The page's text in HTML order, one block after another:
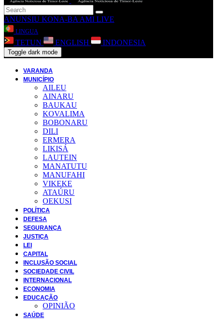
ANUNSIU KONA-BA AMI LIVE
LINGUA
TETUN ENGLISH INDONESIA
Toggle dark mode
VARANDA
MUNICÍPIO
AILEU
AINARU
BAUKAU
KOVALIMA
BOBONARU
DILI
ERMERA
LIKISÁ
LAUTEIN
MANATUTU
MANUFAHI
VIKEKE
ATAÚRU
OEKUSI
POLÍTICA
DEFESA
SEGURANÇA
JUSTIÇA
LEI
CAPITAL
INCLUSÃO SOCIAL
SOCIEDADE CIVIL
INTERNACIONAL
ECONOMIA
EDUCAÇÃO
OPINIÃO
SAÚDE